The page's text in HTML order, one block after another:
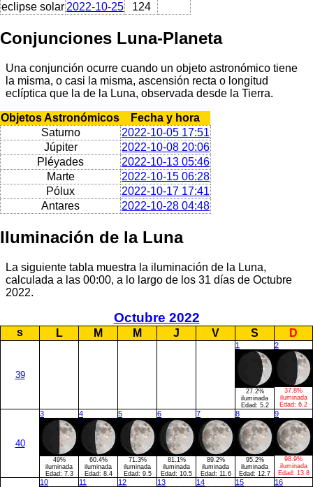
eclipse solar 2022-10-25 124
Conjunciones Luna-Planeta
Una conjunción ocurre cuando un objeto astronómico tiene
la misma, o casi la misma, ascensión recta o longitud
eclíptica que la de la Luna, observada desde la Tierra.
Objetos Astronómicos
Fecha y hora
Saturno
2022-10-05 17:51
Júpiter
2022-10-08 20:06
Pléyades
2022-10-13 05:46
Marte
2022-10-15 06:28
Pólux
2022-10-17 17:41
Antares
2022-10-28 04:48
Iluminación de la Luna
La siguiente tabla muestra la iluminación de la Luna,
calculada a las 00:00, a lo largo de los 31 días de Octubre
2022.
Octubre 2022
s L M M J V S D
39
1
27.2%
iluminada
Edad: 5.2
2
37.8%
iluminada
Edad: 6.2
40
3
49%
iluminada
Edad: 7.3
4
60.4%
iluminada
Edad: 8.4
5
71.3%
iluminada
Edad: 9.5
6
81.1%
iluminada
Edad: 10.5
7
89.2%
iluminada
Edad: 11.6
8
95.2%
iluminada
Edad: 12.7
9
98.9%
iluminada
Edad: 13.8
10 11 12 13 14 15 16